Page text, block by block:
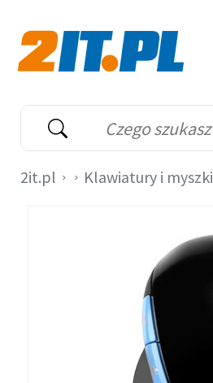
Wyszukiwarka
Słowo kluczowe
2it.pl Klawiatury i myszki